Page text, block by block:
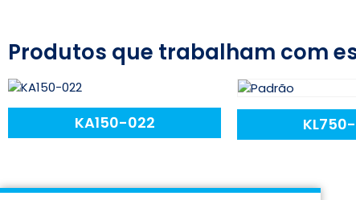
Produtos que trabalham com
KA150-022